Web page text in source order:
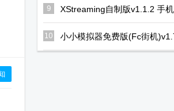
9 XStreaming自制版v1.1.2 手
10 小小模拟器免费版(Fc街机